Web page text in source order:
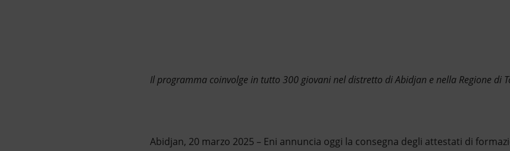
Il programma coinvolge in tutto 300 giovani nel distretto di Abidjan e nella Regione di
Abidjan, 20 marzo 2025 – Eni annuncia oggi la consegna degli attestati di